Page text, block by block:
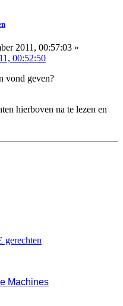
2011, 00:57:03 »
00:52:50
vond geven?
hierboven na te lezen en
Machines